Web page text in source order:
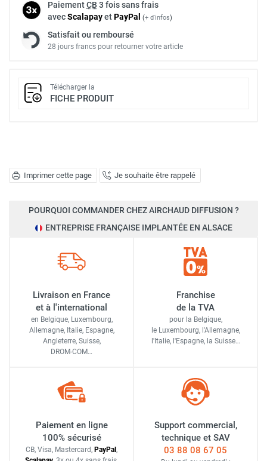
Imprimer cette page Je souhaite être rappelé
PaiementCB 3 fois sans frais
avecScalapayetPayPal (+ d'infos)
Satisfait ou remboursé
28 jours francs pour retourner votre article
Télécharger la
FICHE PRODUIT
POURQUOI COMMANDER CHEZ AIRCHAUD DIFFUSION ?
ENTREPRISE FRANÇAISE IMPLANTÉE EN ALSACE
Livraison en France
et à l'international
en Belgique, Luxembourg,
Allemagne, Italie, Espagne,
Angleterre, Suisse,
DROM-COM…
Franchise
de la TVA
pour la Belgique,
le Luxembourg, l'Allemagne,
l'Italie, l'Espagne, la Suisse…
Paiement en ligne
100% sécurisé
CB, Visa, Mastercard, PayPal ,
Support commercial,
technique et SAV
03 88 08 67 05